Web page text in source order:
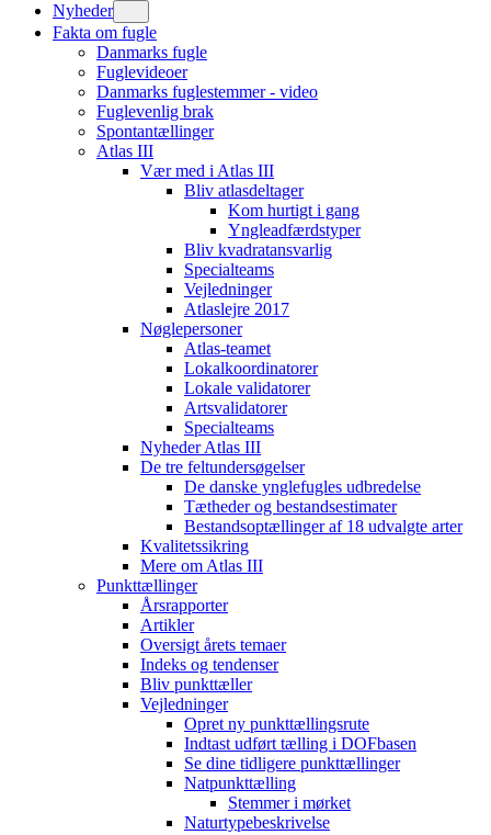
Nyheder
Fakta om fugle
Danmarks fugle
Fuglevideoer
Danmarks fuglestemmer - video
Fuglevenlig brak
Spontantællinger
Atlas III
Vær med i Atlas III
Bliv atlasdeltager
Kom hurtigt i gang
Yngleadfærdstyper
Bliv kvadratansvarlig
Specialteams
Vejledninger
Atlaslejre 2017
Nøglepersoner
Atlas-teamet
Lokalkoordinatorer
Lokale validatorer
Artsvalidatorer
Specialteams
Nyheder Atlas III
De tre feltundersøgelser
De danske ynglefugles udbredelse
Tætheder og bestandsestimater
Bestandsoptællinger af 18 udvalgte arter
Kvalitetssikring
Mere om Atlas III
Punkttællinger
Årsrapporter
Artikler
Oversigt årets temaer
Indeks og tendenser
Bliv punkttæller
Vejledninger
Opret ny punkttællingsrute
Indtast udført tælling i DOFbasen
Se dine tidligere punkttællinger
Natpunkttælling
Stemmer i mørket
Naturtypebeskrivelse